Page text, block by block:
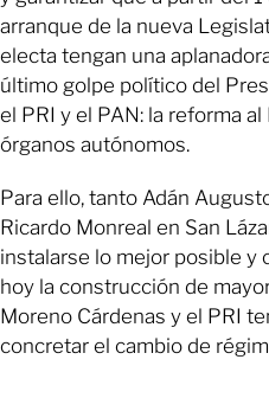
arranque de la nueva
electa tengan una
último golpe político del
el PRI y el PAN: la reforma
órganos autónomos.
Para ello, tanto Adán
Ricardo Monreal en San
instalarse lo mejor posible y
hoy la construcción de
Moreno Cárdenas y el PRI
concretar el cambio de